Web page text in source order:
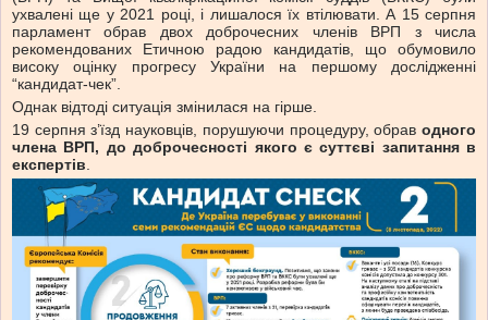
ухвалені ще у 2021 році, і лишалося їх втілювати. А 15 серпня
парламент обрав двох доброчесних членів ВРП з числа
рекомендованих Етичною радою кандидатів, що обумовило
високу оцінку прогресу України на першому дослідженні
“кандидат-чек”.
Однак відтоді ситуація змінилася на гірше.
19 серпня з’їзд науковців, порушуючи процедуру, обрав одного
члена ВРП, до доброчесності якого є суттєві запитання в
експертів.